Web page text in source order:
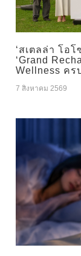
‘สเตลล่า โอ
‘Grand
Wellness คร
7 สิงหาคม 2569